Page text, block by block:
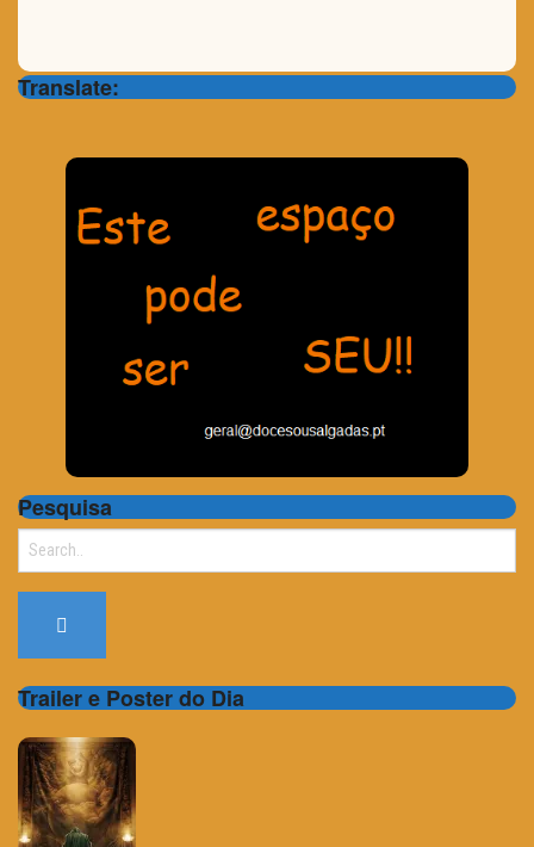
Translate:
Pesquisa
Search
Trailer e Poster do Dia